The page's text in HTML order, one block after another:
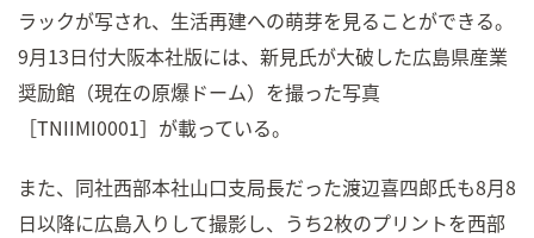
ラックが写され、生活再建への萌芽を見ることができる。
9月13日付大阪本社版には、新見氏が大破した広島県産業
奨励館（現在の原爆ドーム）を撮った写真
［TNIIMI0001］が載っている。
また、同社西部本社山口支局長だった渡辺喜四郎氏も8月8
日以降に広島入りして撮影し、うち2枚のプリントを西部